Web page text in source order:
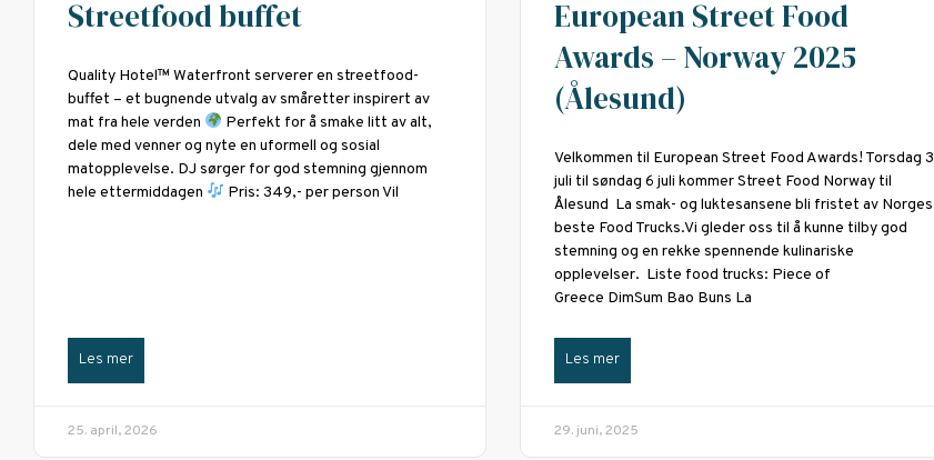
Streetfood buffet
Quality Hotel™ Waterfront serverer en streetfood-
buffet – et bugnende utvalg av småretter inspirert av
mat fra hele verden
Perfekt for å smake litt av alt,
dele med venner og nyte en uformell og sosial
matopplevelse. DJ sørger for god stemning gjennom
hele ettermiddagen
Pris: 349,- per person Vil
Les mer
25. april, 2026
European Street Food
Awards – Norway 2025
(Ålesund)
Velkommen til European Street Food Awards! Torsdag 3
juli til søndag 6 juli kommer Street Food Norway til
Ålesund La smak- og luktesansene bli fristet av Norges
beste Food Trucks.Vi gleder oss til å kunne tilby god
stemning og en rekke spennende kulinariske
opplevelser. Liste food trucks: Piece of
Greece DimSum Bao Buns La
Les mer
29. juni, 2025